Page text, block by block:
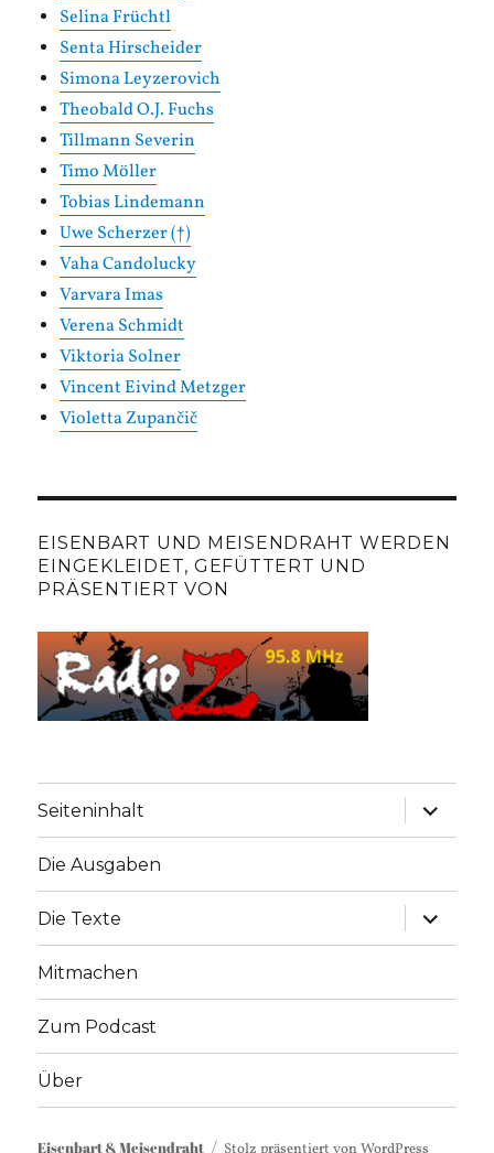
Selina Früchtl
Senta Hirscheider
Simona Leyzerovich
Theobald O.J. Fuchs
Tillmann Severin
Timo Möller
Tobias Lindemann
Uwe Scherzer (†)
Vaha Candolucky
Varvara Imas
Verena Schmidt
Viktoria Solner
Vincent Eivind Metzger
Violetta Zupančič
EISENBART UND MEISENDRAHT WERDEN
EINGEKLEIDET, GEFÜTTERT UND
PRÄSENTIERT VON
Seiteninhalt
Die Ausgaben
Die Texte
Mitmachen
Zum Podcast
Über
Eisenbart & Meisendraht